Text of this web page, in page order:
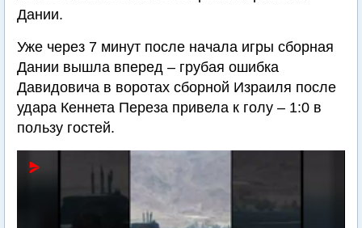
Дании.
Уже через 7 минут после начала игры сборная
Дании вышла вперед – грубая ошибка
Давидовича в воротах сборной Израиля после
удара Кеннета Переза привела к голу – 1:0 в
пользу гостей.